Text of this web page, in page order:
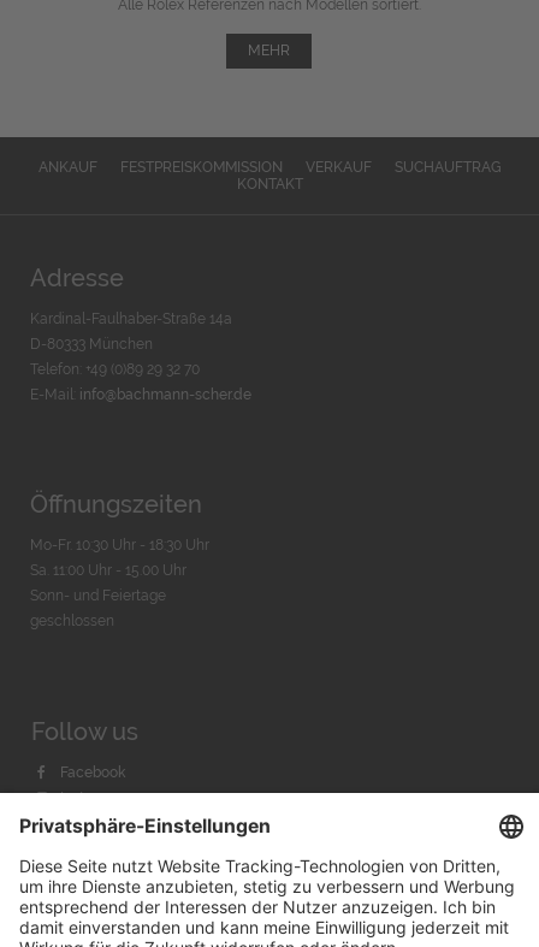
Alle Rolex Referenzen nach Modellen sortiert.
MEHR
ANKAUF FESTPREISKOMMISSION VERKAUF
SUCHAUFTRAG
KONTAKT
Adresse
Kardinal-Faulhaber-Straße 14a
D-80333 München
Telefon: +49 (0)89 29 32 70
E-Mail: info@bachmann-scher.de
Öffnungszeiten
Mo-Fr. 10:30 Uhr - 18:30 Uhr
Sa. 11:00 Uhr - 15.00 Uhr
Sonn- und Feiertage
geschlossen
Follow us
Facebook
Instagram
Youtube